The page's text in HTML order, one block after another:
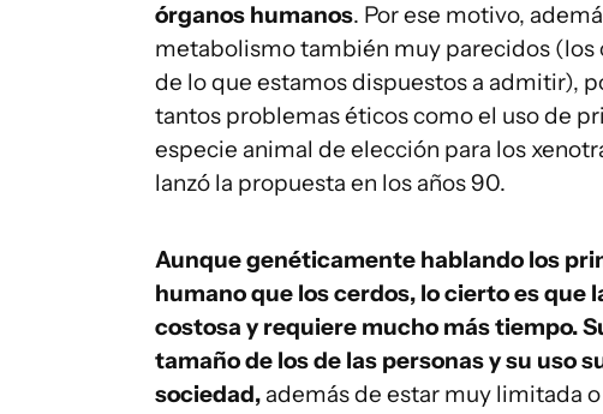
órganos humanos. Por ese motivo,
metabolismo también muy parecidos (los
de lo que estamos dispuestos a admitir),
tantos problemas éticos como el uso de
especie animal de elección para los
lanzó la propuesta en los años 90.
Aunque genéticamente hablando los
humano que los cerdos, lo cierto es
costosa y requiere mucho más tiempo.
tamaño de los de las personas y su uso
sociedad, además de estar muy limitada